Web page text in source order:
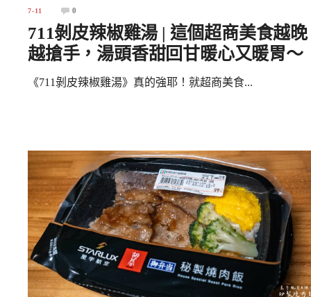
7-11 0
711剝皮辣椒雞湯 | 這個超商美食越晚
越搶手，湯頭香甜回甘暖心又暖胃～
《711剝皮辣椒雞湯》真的強耶！就超商美食...